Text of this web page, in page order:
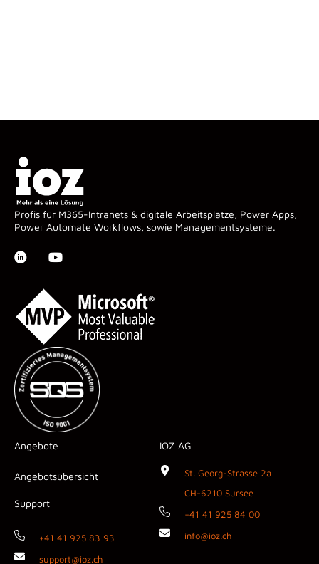
Profis für M365-Intranets & digitale Arbeitsplätze, Power Apps,
Power Automate Workflows, sowie Managementsysteme.
Angebote
Angebotsübersicht
Support
+41 41 925 83 93
support@ioz.ch
IOZ AG
St. Georg-Strasse 2a
CH-6210 Sursee
+41 41 925 84 00
info@ioz.ch